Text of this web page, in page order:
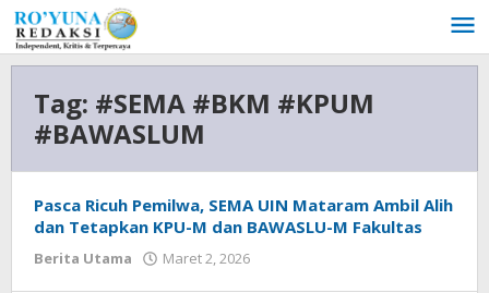
Lewati
ke
konten
Tag: #SEMA #BKM #KPUM
#BAWASLUM
Pasca Ricuh Pemilwa, SEMA UIN Mataram Ambil Alih
dan Tetapkan KPU-M dan BAWASLU-M Fakultas
Berita Utama Maret 2, 2026